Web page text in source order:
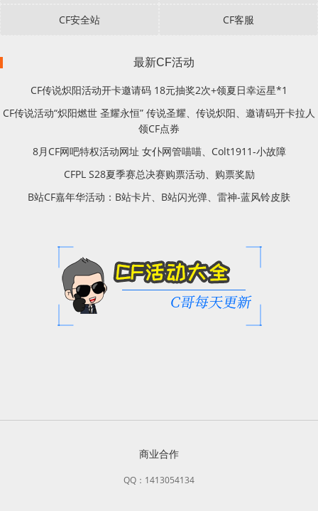
CF安全站 CF客服
最新CF活动
CF传说炽阳活动开卡邀请码 18元抽奖2次+领夏日幸运星*1
CF传说活动“炽阳燃世 圣耀永恒” 传说圣耀、传说炽阳、邀请码开卡拉人
领CF点券
8月CF网吧特权活动网址 女仆网管喵喵、Colt1911-小故障
CFPL S28夏季赛总决赛购票活动、购票奖励
B站CF嘉年华活动：B站卡片、B站闪光弹、雷神-蓝风铃皮肤
商业合作
QQ：1413054134